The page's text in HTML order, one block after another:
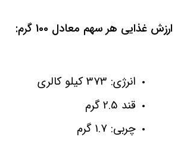
ارزش غذایی هر سهم معادل 100 گرم:
انرژی: 373 کیلو کالری
قند 2.5 گرم
چربی: 1.7 گرم